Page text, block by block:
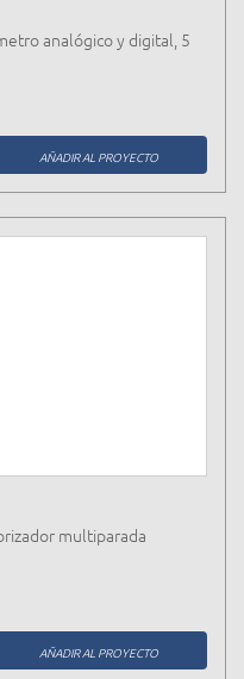
analógico y digital, 5
AÑADIR AL PROYECTO
multiparada
AÑADIR AL PROYECTO